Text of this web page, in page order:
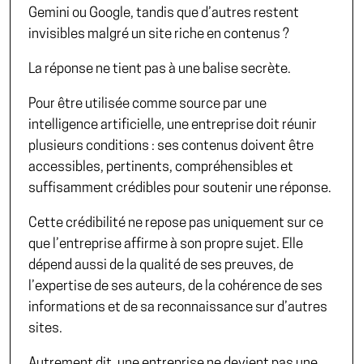
Gemini ou Google, tandis que d’autres restent
invisibles malgré un site riche en contenus ?
La réponse ne tient pas à une balise secrète.
Pour être utilisée comme source par une
intelligence artificielle, une entreprise doit réunir
plusieurs conditions : ses contenus doivent être
accessibles, pertinents, compréhensibles et
suffisamment crédibles pour soutenir une réponse.
Cette crédibilité ne repose pas uniquement sur ce
que l’entreprise affirme à son propre sujet. Elle
dépend aussi de la qualité de ses preuves, de
l’expertise de ses auteurs, de la cohérence de ses
informations et de sa reconnaissance sur d’autres
sites.